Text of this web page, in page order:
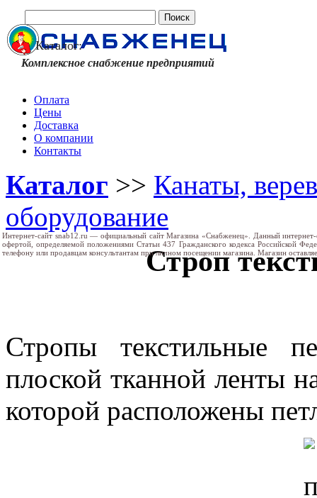
Оплата
Цены
Доставка
О компании
Контакты
Комплексное снабжение предприятий
Каталог >> Канаты,
оборудование
Строп
Стропы текстильные
плоской тканной ленты
которой расположены
Каталог:
Интернет-сайт snab12.ru — официальный сайт Магазина «Снабженец». Данный
офертой, определяемой положениями Статьи 437 Гражданского кодекса Российской
телефону или продавцам консультантам при личном посещении магазина. Магазин